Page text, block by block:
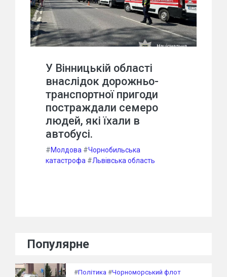
У Вінницькій області
внаслідок дорожньо-
транспортної пригоди
постраждали семеро
людей, які їхали в
автобусі.
#Молдова #Чорнобильська
катастрофа #Львівська область
Популярне
#Політика #Чорноморський флот